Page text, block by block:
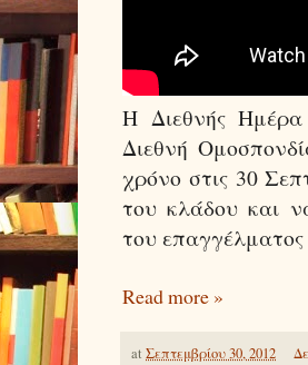
Η Διεθνής
Διεθνή
χρόνο στις 30
του κλάδου και να
του
Read more »
at Σεπτεμβρίου 30, 2012